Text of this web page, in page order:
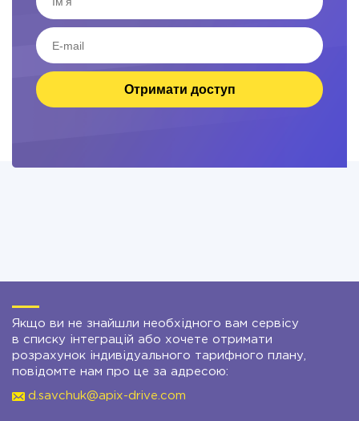
Отримати доступ
Якщо ви не знайшли необхідного вам сервісу
в списку інтеграцій або хочете отримати
розрахунок індивідуального тарифного плану,
повідомте нам про це за адресою:
d.savchuk@apix-drive.com